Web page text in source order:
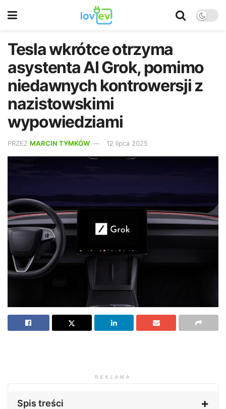
Tesla wkrótce otrzyma
asystenta AI Grok, pomimo
niedawnych kontrowersji z
nazistowskimi
wypowiedziami
PRZEZ MARCIN TYMKÓW 12 lipca 2025
REKLAMA
Spis treści